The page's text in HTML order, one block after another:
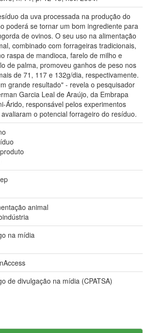
da uva processada na produção do
poderá se tornar um bom ingrediente para
de ovinos. O seu uso na alimentação
combinado com forrageiras tradicionais,
raspa de mandioca, farelo de milho e
de palma, promoveu ganhos de peso nos
de 71, 117 e 132g/dia, respectivamente.
grande resultado" - revela o pesquisador
Garcia Leal de Araújo, da Embrapa
Árido, responsável pelos experimentos
o potencial forrageiro do resíduo.
animal
na mídia
de divulgação na mídia (CPATSA)